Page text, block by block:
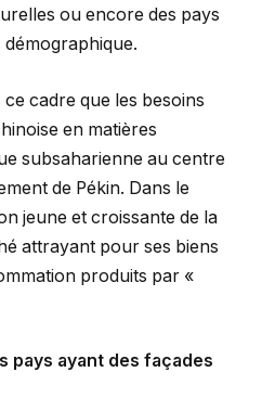
ou encore des pays
cadre que les besoins
en matières
subsaharienne au centre
de Pékin. Dans le
jeune et croissante de la
attrayant pour ses biens
produits par «
pays ayant des façades